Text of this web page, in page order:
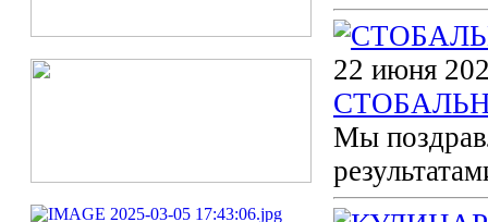
22 июня
Мы